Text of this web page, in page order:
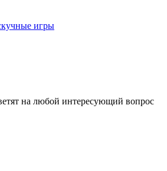
игры
на любой интересующий вопрос